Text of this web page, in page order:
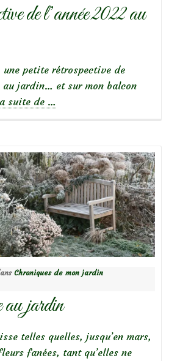
de l’année 2022 au
petite rétrospective de
au jardin… et sur mon balcon
suite de à
l’année
2022
au
jardin
…
Chroniques de mon jardin
jardin
telles quelles, jusqu’en mars,
fanées, tant qu’elles ne